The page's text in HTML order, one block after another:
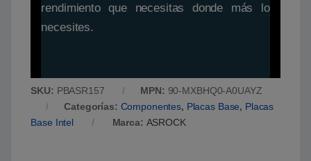
rendimiento que necesitas donde más lo
necesites.
SKU: PBASR157 MPN: 90-MXBHQ0-A0UAYZ
Categorías: Componentes, Placas Base, Placas
Base Intel
Marca: ASROCK